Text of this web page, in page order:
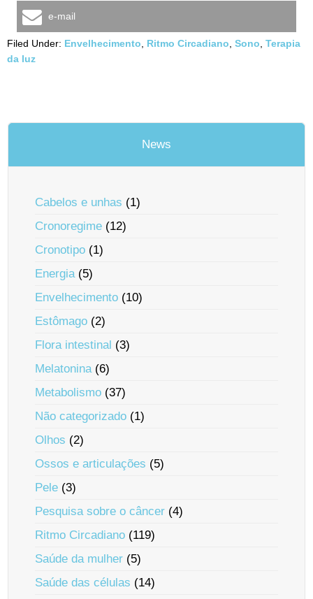
e-mail
Filed Under: Envelhecimento Ritmo Circadiano Sono Terapia
da luz
News
Cabelos e unhas (1)
Cronoregime (12)
Cronotipo (1)
Energia(5)
Envelhecimento (10)
Estômago (2)
Flora intestinal (3)
Melatonina(6)
Metabolismo (37)
Não categorizado (1)
Olhos (2)
Ossos e articulações (5)
Pele (3)
Pesquisa sobre o câncer (4)
Ritmo Circadiano (119)
Saúde da mulher (5)
Saúde das células (14)